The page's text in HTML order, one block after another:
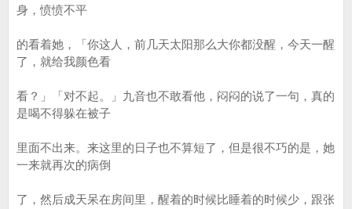
身，愤愤不平
的看着她，「你这人，前几天太阳那么大你都没醒，今天一醒
了，就给我颜色看
看？」「对不起。」九音也不敢看他，闷闷的说了一句，真的
是喝不得躲在被子
里面不出来。来这里的日子也不算短了，但是很不巧的是，她
一来就再次的病倒
了，然后成天呆在房间里，醒着的时候比睡着的时候少，跟张